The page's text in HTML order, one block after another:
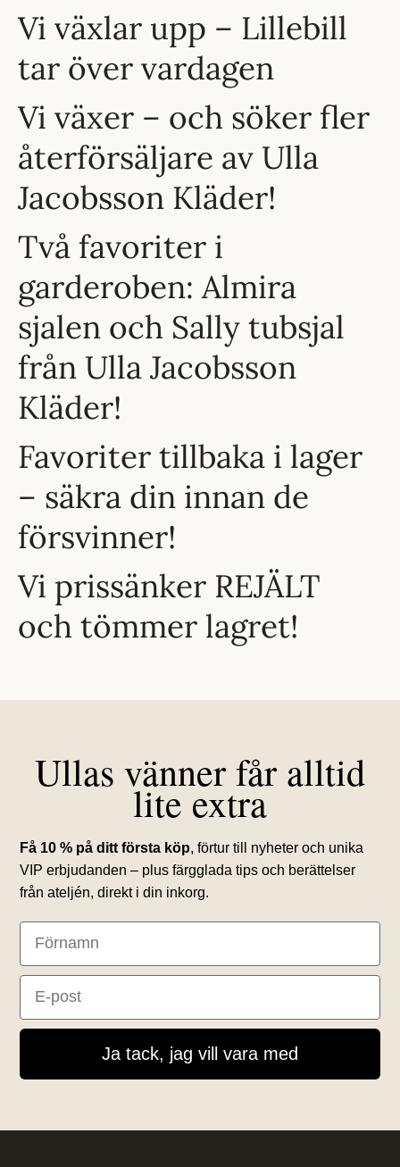
Vi växlar upp – Lillebill
tar över vardagen
Vi växer – och söker fler
återförsäljare av Ulla
Jacobsson Kläder!
Två favoriter i
garderoben: Almira
sjalen och Sally tubsjal
från Ulla Jacobsson
Kläder!
Favoriter tillbaka i lager
– säkra din innan de
försvinner!
Vi prissänker REJÄLT
och tömmer lagret!
Ullas vänner får alltid
lite extra
Få 10 % på ditt första köp, förtur till nyheter och unika
VIP erbjudanden – plus färgglada tips och berättelser
från ateljén, direkt i din inkorg.
First Name
Email
Ja tack, jag vill vara med